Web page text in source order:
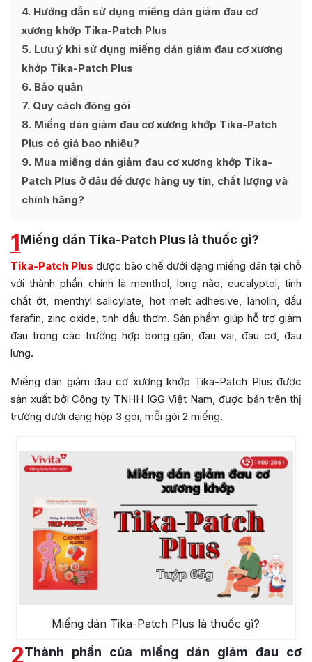
4 Hướng dẫn sử dụng miếng dán giảm đau cơ
xương khớp Tika-Patch Plus
5 Lưu ý khi sử dụng miếng dán giảm đau cơ xương
khớp Tika-Patch Plus
6 Bảo quản
7 Quy cách đóng gói
8 Miếng dán giảm đau cơ xương khớp Tika-Patch
Plus có giá bao nhiêu?
9 Mua miếng dán giảm đau cơ xương khớp Tika-
Patch Plus ở đâu để được hàng uy tín, chất lượng và
chính hãng?
1Miếng dán Tika-Patch Plus là thuốc gì?
Tika-Patch Plus được bào chế dưới dạng miếng dán tại chỗ
với thành phần chính là menthol, long não, eucalyptol, tinh
chất ớt, menthyl salicylate, hot melt adhesive, lanolin, dầu
farafin, zinc oxide, tinh dầu thơm. Sản phẩm giúp hỗ trợ giảm
đau trong các trường hợp bong gân, đau vai, đau cơ, đau
lưng.
Miếng dán giảm đau cơ xương khớp Tika-Patch Plus được
sản xuất bởi Công ty TNHH IGG Việt Nam, được bán trên thị
trường dưới dạng hộp 3 gói, mỗi gói 2 miếng.
Miếng dán Tika-Patch Plus là thuốc gì?
2Thành phần của miếng dán giảm đau cơ